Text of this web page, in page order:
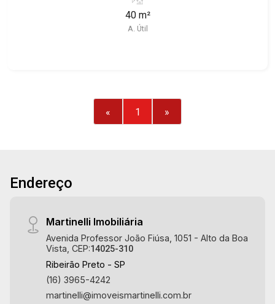
em Venda e Locação! Avenida João Fiúsa, 1051 -
Alto da Boa Vista | Ribeirão Preto.
40 m²
A. Útil
« 1 »
Endereço
Martinelli Imobiliária
Avenida Professor João Fiúsa, 1051 - Alto da Boa
Vista, CEP:14025-310
Ribeirão Preto - SP
(16) 3965-4242
martinelli@imoveismartinelli.com.br